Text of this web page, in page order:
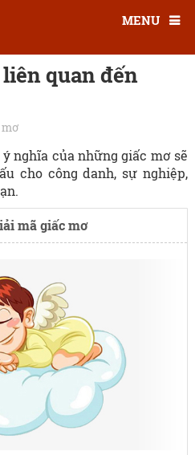
MENU
quan đến
nghĩa của những giấc mơ sẽ
cho công danh, sự nghiệp,
mã giấc mơ